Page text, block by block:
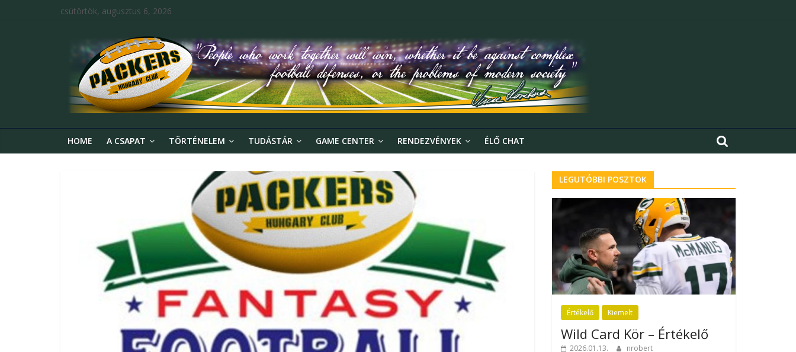
csütörtök, augusztus 6, 2026
HOME A CSAPAT TÖRTÉNELEM TUDÁSTÁR GAME CENTER RENDEZVÉNYEK ÉLŐ CHAT
LEGUTÓBBI POSZTOK
Értékelő Kiemelt
Wild Card Kör – Értékelő
2026.01.13. nrobert